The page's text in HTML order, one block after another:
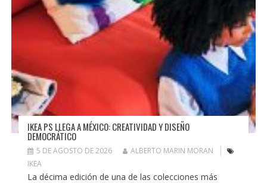
IKEA PS LLEGA A MÉXICO: CREATIVIDAD Y DISEÑO
DEMOCRÁTICO
5 DE AGOSTO DE 2026
ALBERTO MARIN MORAN
IKEA
La décima edición de una de las colecciones más